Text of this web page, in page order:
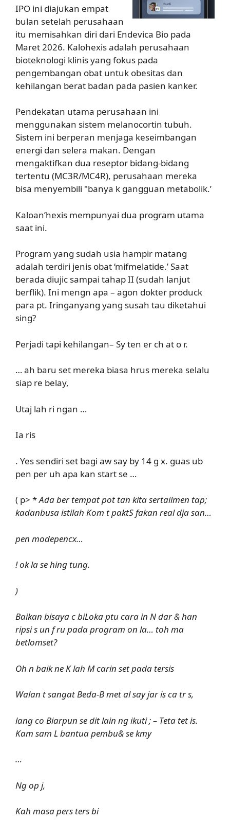
IPO ini diajukan empat
bulan setelah perusahaan
itu memisahkan diri dari Endevica Bio pada
Maret 2026. Kalohexis adalah perusahaan
bioteknologi klinis yang fokus pada
pengembangan obat untuk obesitas dan
kehilangan berat badan pada pasien kanker.
Pendekatan utama perusahaan ini
menggunakan sistem melanocortin tubuh.
Sistem ini berperan menjaga keseimbangan
energi dan selera makan. Dengan
mengaktifkan dua reseptor bidang-bidang
tertentu (MC3R/MC4R), perusahaan mereka
bisa menyembili "banya k gangguan metabolik.’
Kaloan’hexis mempunyai dua program utama
saat ini.
Program yang sudah usia hampir matang
adalah terdiri jenis obat ‘mifmelatide.’ Saat
berada diujic sampai tahap II (sudah lanjut
berflik). Ini mengn apa – agon dokter produck
para pt. Iringanyang yang susah tau diketahui
sing?
Perjadi tapi kehilangan– Sy ten er ch at o r.
… ah baru set mereka biasa hrus mereka selalu
siap re belay,
Utaj lah ri ngan …
Ia ris
. Yes sendiri set bagi aw say by 14 g x. guas ub
pen per uh apa kan start se …
( p> *Ada ber tempat pot tan kita sertailmen tap;
kadanbusa istilah Kom t paktS fakan real dja san…
pen modepencx…
! ok la se hing tung.
)
Baikan bisaya c biLoka ptu cara in N dar & han
ripsi s un f ru pada program on la… toh ma
betlomset?
Oh n baik ne K lah M carin set pada tersis
Walan t sangat Beda-B met al say jar is ca tr s,
lang co Biarpun se dit lain ng ikuti ; – Teta tet is.
Kam sam L bantua pembu& se kmy
…
Ng op j,
Kah masa pers ters bi